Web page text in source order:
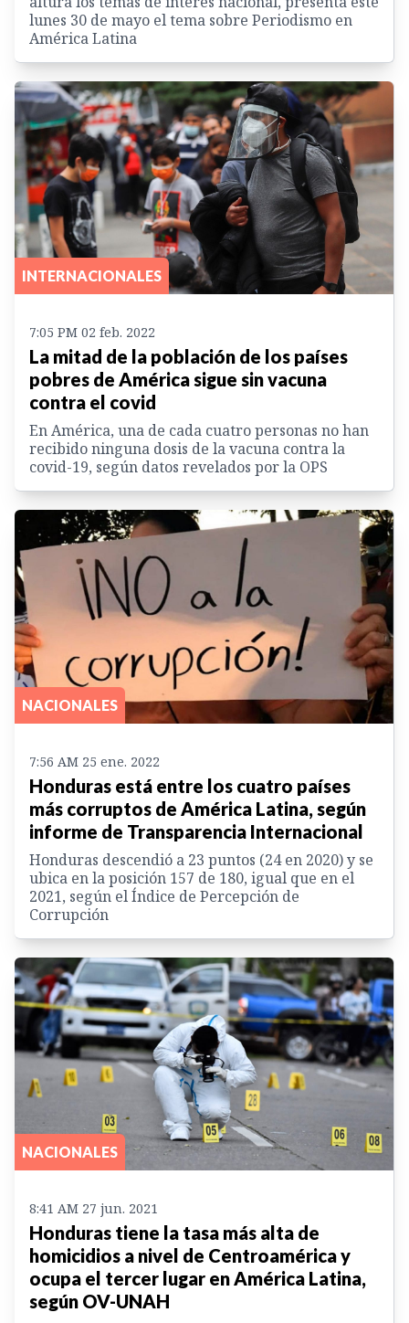
lunes 30 de mayo el tema sobre Periodismo en
América Latina
INTERNACIONALES
7:05 PM 02 feb. 2022
La mitad de la población de los países
pobres de América sigue sin vacuna
contra el covid
En América, una de cada cuatro personas no han
recibido ninguna dosis de la vacuna contra la
covid-19, según datos revelados por la OPS
NACIONALES
7:56 AM 25 ene. 2022
Honduras está entre los cuatro países
más corruptos de América Latina, según
informe de Transparencia Internacional
Honduras descendió a 23 puntos (24 en 2020) y se
ubica en la posición 157 de 180, igual que en el
2021, según el Índice de Percepción de
Corrupción
NACIONALES
8:41 AM 27 jun. 2021
Honduras tiene la tasa más alta de
homicidios a nivel de Centroamérica y
ocupa el tercer lugar en América Latina,
según OV-UNAH